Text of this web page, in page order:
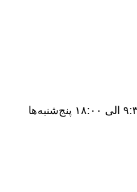
شنبه تا چهارشنبه از ساعت ۹:۳۰ الی ۱۸:۰۰ پنج‌شنبه‌ها